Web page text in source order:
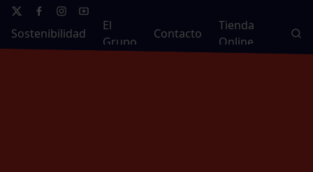
Sostenibilidad
El
Grupo
Contacto
Tienda
Online